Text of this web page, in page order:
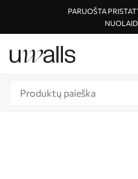
PARUOŠTA